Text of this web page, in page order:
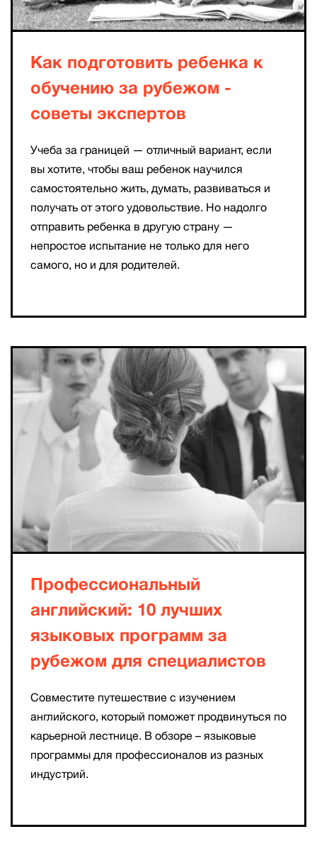
Как подготовить ребенка к
обучению за рубежом -
советы экспертов
Учеба за границей — отличный вариант, если
вы хотите, чтобы ваш ребенок научился
самостоятельно жить, думать, развиваться и
получать от этого удовольствие. Но надолго
отправить ребенка в другую страну —
непростое испытание не только для него
самого, но и для родителей.
Профессиональный
английский: 10 лучших
языковых программ за
рубежом для специалистов
Совместите путешествие с изучением
английского, который поможет продвинуться по
карьерной лестнице. В обзоре – языковые
программы для профессионалов из разных
индустрий.